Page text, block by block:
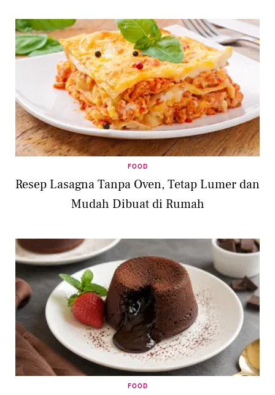
FOOD
Resep Lasagna Tanpa Oven, Tetap Lumer dan
Mudah Dibuat di Rumah
FOOD